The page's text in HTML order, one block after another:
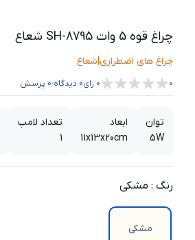
چراغ قوه 5 وات SH-8795 شعاع
چراغ های اضطراری|شعاع
0
0 رای0 دیدگاه،0 پرسش
توان
5W
ابعاد
11x13x20cm
تعداد لامپ
1
رنگ : مشکی
مشکی